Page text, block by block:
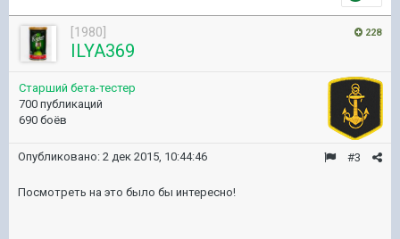
228
[1980]
ILYA369
Старший бета-тестер
700 публикаций
690 боёв
#3
Опубликовано: 2 дек 2015, 10:44:46
Посмотреть на это было бы интересно!